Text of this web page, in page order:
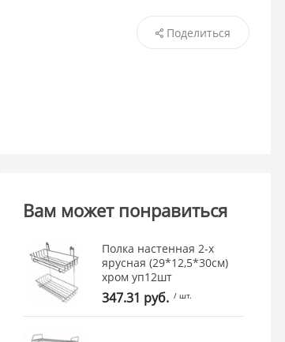
Поделиться
Вам может понравиться
Полка настенная 2-х
ярусная (29*12,5*30см)
хром уп12шт
347.31 руб. / шт.